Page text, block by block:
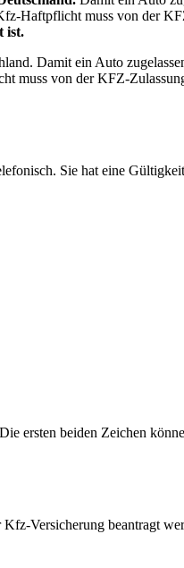
Haftpflicht muss von der
ist.
Damit ein Auto
von der KFZ-
Sie hat eine
ersten beiden Zeichen
Versicherung beantragt